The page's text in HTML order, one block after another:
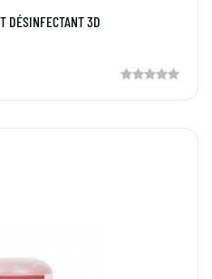
DÉSINFECTANT 3D